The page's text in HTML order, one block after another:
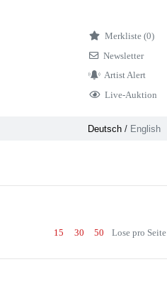
Merkliste (0)
Newsletter
Artist Alert
Live-Auktion
Deutsch/ English
15 30 50 Lose pro Seite